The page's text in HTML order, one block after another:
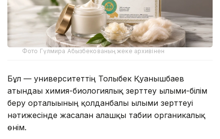
Фото Гүлмира Абызбекованың жеке архивінен
Бұл — университеттің Толыбек Қуанышбаев
атындағы химия-биологиялық зерттеу ғылыми-білім
беру орталығының қолданбалы ғылыми зерттеуі
нәтижесінде жасалған алғашқы табиғи органикалық
өнім.